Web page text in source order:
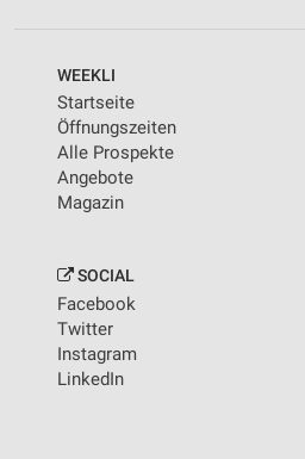
WEEKLI
Startseite
Öffnungszeiten
Alle Prospekte
Angebote
Magazin
SOCIAL
Facebook
Twitter
Instagram
LinkedIn